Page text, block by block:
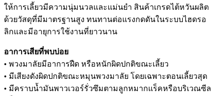
ให้การเลี้ยวมีความนุ่มนวลและแม่นยำ สินค้าเกรดไต้หวันผลิต
ด้วยวัสดุที่มีมาตรฐานสูง ทนทานต่อแรงกดดันในระบบไฮดรอ
ลิกและมีอายุการใช้งานที่ยาวนาน
อาการเสียที่พบบ่อย
• พวงมาลัยมีอาการฝืด หรือหนักผิดปกติขณะเลี้ยว
• มีเสียงดังผิดปกติขณะหมุนพวงมาลัย โดยเฉพาะตอนเลี้ยวสุด
• มีคราบน้ำมันพาวเวอร์รั่วซึมตามลูกหมากแร็คหรือบริเวณซีล